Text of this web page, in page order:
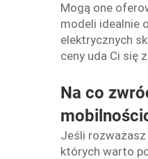
Mogą one
modeli idealnie
elektrycznych
ceny uda Ci się
Na co
Jeśli
których warto